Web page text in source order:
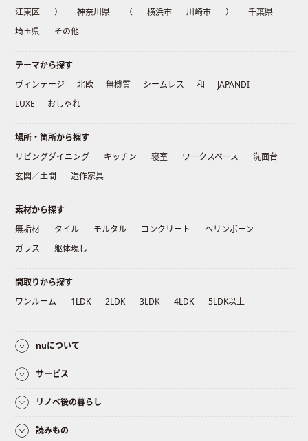
江東区
） 神奈川県 （ 横浜市 川崎市 ）
千葉県
埼玉県
その他
テーマから探す
ヴィンテージ
北欧 無機質 シームレス 和
JAPANDI
LUXE
おしゃれ
場所・箇所から探す
リビングダイニング
キッチン 寝室 ワークスペース
洗面台
玄関／土間
造作家具
素材から探す
無垢材
タイル モルタル コンクリート
ヘリンボーン
ガラス
躯体現し
間取りから探す
ワンルーム
1LDK 2LDK 3LDK 4LDK 5LDK以上
nuについて
サービス
リノベ後の暮らし
読みもの